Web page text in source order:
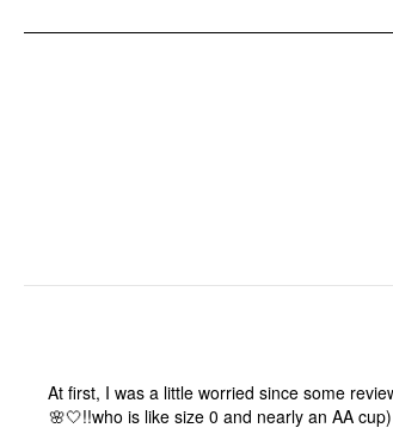
At first, I was a little worried since some
who is like size 0 and nearly an AA cup)